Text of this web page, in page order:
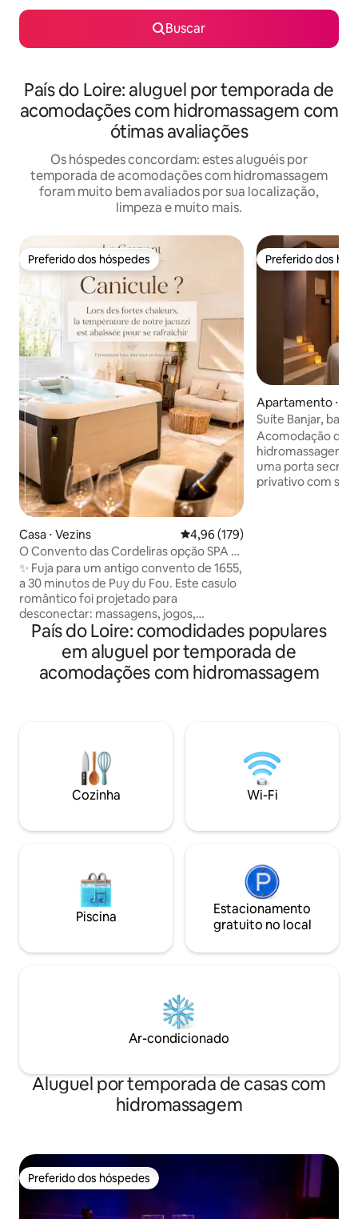
Buscar
País do Loire: aluguel por temporada de
acomodações com hidromassagem com
ótimas avaliações
Os hóspedes concordam: estes aluguéis por
temporada de acomodações com hidromassagem
foram muito bem avaliados por sua localização,
limpeza e muito mais.
Preferido dos hóspedes
Preferido dos hóspedes
Casa ⋅ Vezins 4,96 de uma avaliação média de
4,96 (179)
O Convento das Cordeliras opção SPA e
Jantar
✨ Fuja para um antigo convento de 1655,
a 30 minutos de Puy du Fou. Este casulo
romântico foi projetado para
desconectar: massagens, jogos,
telescópio, planetário, streaming e
muitas experiências para dois.
Opcionalmente (+ 80 euros/noite nos
finais de semana ou no dia anterior a
para desfrutar de um verdadeiro tajine
marroquino tradicional para uma
experiência gourmet. Perfeito para um
fim de semana romântico. ✨
Preferido dos
Preferido dos
Apartamento ⋅
d'Aubigné
Suíte Banjar,
hidromassagem,
Acomodação de
hidromassagem,
uma porta
privativo com
estar com lareira
Casa de banho
País do Loire: comodidades populares
em aluguel por temporada de
acomodações com hidromassagem
Cozinha Wi-Fi
Piscina
Estacionamento
gratuito no local
Ar-condicionado
Aluguel por temporada de casas com
hidromassagem
Preferido dos hóspedes
Preferido dos hóspedes